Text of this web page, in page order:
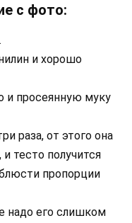
с фото:
и хорошо
и просеянную муку
раза, от этого она
тесто получится
пропорции
надо его слишком